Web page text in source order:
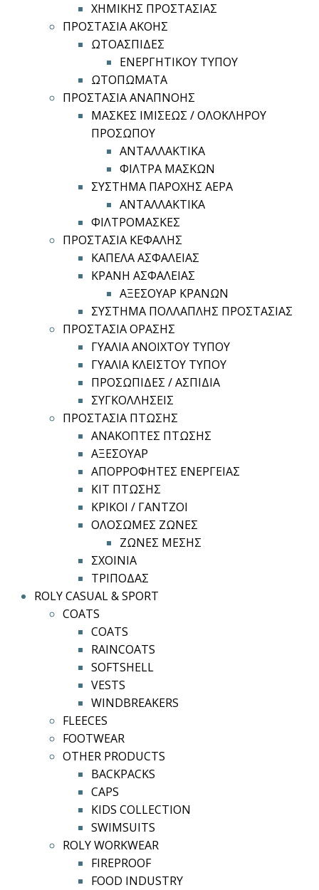
ΧΗΜΙΚΗΣ ΠΡΟΣΤΑΣΙΑΣ
ΠΡΟΣΤΑΣΙΑ ΑΚΟΗΣ
ΩΤΟΑΣΠΙΔΕΣ
ΕΝΕΡΓΗΤΙΚΟΥ ΤΥΠΟΥ
ΩΤΟΠΩΜΑΤΑ
ΠΡΟΣΤΑΣΙΑ ΑΝΑΠΝΟΗΣ
ΜΑΣΚΕΣ ΙΜΙΣΕΩΣ / ΟΛΟΚΛΗΡΟΥ
ΠΡΟΣΩΠΟΥ
ΑΝΤΑΛΛΑΚΤΙΚΑ
ΦΙΛΤΡΑ ΜΑΣΚΩΝ
ΣΥΣΤΗΜΑ ΠΑΡΟΧΗΣ ΑΕΡΑ
ΑΝΤΑΛΛΑΚΤΙΚΑ
ΦΙΛΤΡΟΜΑΣΚΕΣ
ΠΡΟΣΤΑΣΙΑ ΚΕΦΑΛΗΣ
ΚΑΠΕΛΑ ΑΣΦΑΛΕΙΑΣ
ΚΡΑΝΗ ΑΣΦΑΛΕΙΑΣ
ΑΞΕΣΟΥΑΡ ΚΡΑΝΩΝ
ΣΥΣΤΗΜΑ ΠΟΛΛΑΠΛΗΣ ΠΡΟΣΤΑΣΙΑΣ
ΠΡΟΣΤΑΣΙΑ ΟΡΑΣΗΣ
ΓΥΑΛΙΑ ΑΝΟΙΧΤΟΥ ΤΥΠΟΥ
ΓΥΑΛΙΑ ΚΛΕΙΣΤΟΥ ΤΥΠΟΥ
ΠΡΟΣΩΠΙΔΕΣ / ΑΣΠΙΔΙΑ
ΣΥΓΚΟΛΛΗΣΕΙΣ
ΠΡΟΣΤΑΣΙΑ ΠΤΩΣΗΣ
ΑΝΑΚΟΠΤΕΣ ΠΤΩΣΗΣ
ΑΞΕΣΟΥΑΡ
ΑΠΟΡΡΟΦΗΤΕΣ ΕΝΕΡΓΕΙΑΣ
ΚΙΤ ΠΤΩΣΗΣ
ΚΡΙΚΟΙ / ΓΑΝΤΖΟΙ
ΟΛΟΣΩΜΕΣ ΖΩΝΕΣ
ΖΩΝΕΣ ΜΕΣΗΣ
ΣΧΟΙΝΙΑ
ΤΡΙΠΟΔΑΣ
ROLY CASUAL & SPORT
COATS
COATS
RAINCOATS
SOFTSHELL
VESTS
WINDBREAKERS
FLEECES
FOOTWEAR
OTHER PRODUCTS
BACKPACKS
CAPS
KIDS COLLECTION
SWIMSUITS
ROLY WORKWEAR
FIREPROOF
FOOD INDUSTRY